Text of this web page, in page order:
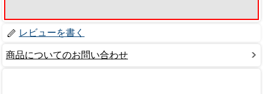
レビューを書く
商品についてのお問い合わせ